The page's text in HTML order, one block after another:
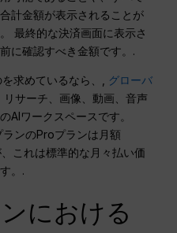
計金額が表示されることが
最終的な決済画面に表示さ
に確認すべき金額です。.
求めているなら、, グローバ
サーチ、画像、動画、音声
AIワークスペースです。
ンのProプランは月額
これは標準的な月々払い価
。.
における